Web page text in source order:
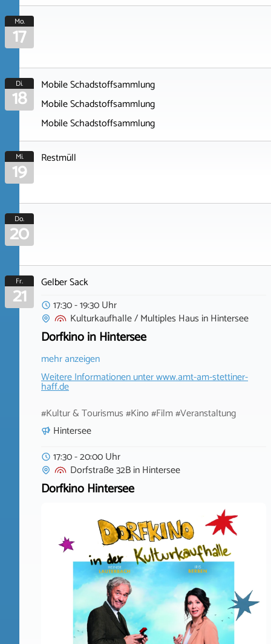
Mo.
17
Di.
18
Mobile Schadstoffsammlung
Mobile Schadstoffsammlung
Mobile Schadstoffsammlung
Mi.
19 Restmüll
Do.
20
Fr.
21
Gelber Sack
17:30 - 19:30 Uhr
Kulturkaufhalle / Multiples Haus inHintersee
Dorfkino in Hintersee
mehr anzeigen
Weitere Informationen unterwww.amt-am-stettiner-
haff.de
#Kultur & Tourismus #Kino #Film #Veranstaltung
Hintersee
17:30 - 20:00 Uhr
Dorfstraße 32BinHintersee
Dorfkino Hintersee